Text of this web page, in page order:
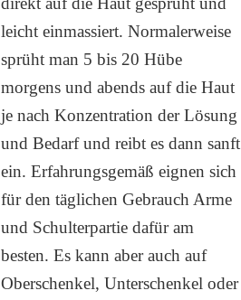
leicht einmassiert. Normalerweise
sprüht man 5 bis 20 Hübe
morgens und abends auf die Haut
je nach Konzentration der Lösung
und Bedarf und reibt es dann sanft
ein. Erfahrungsgemäß eignen sich
für den täglichen Gebrauch Arme
und Schulterpartie dafür am
besten. Es kann aber auch auf
Oberschenkel, Unterschenkel oder